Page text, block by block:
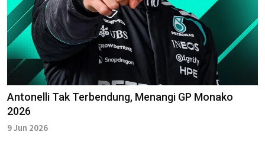
Antonelli Tak Terbendung, Menangi GP Monako
2026
9 Jun 2026